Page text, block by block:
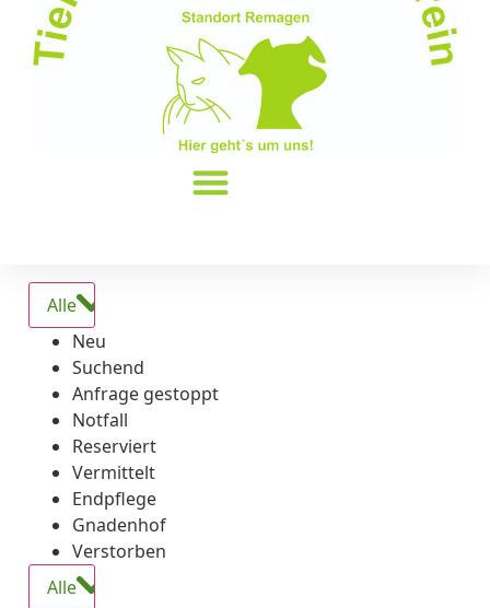
Alle
Neu
Suchend
Anfrage gestoppt
Notfall
Reserviert
Vermittelt
Endpflege
Gnadenhof
Verstorben
Alle